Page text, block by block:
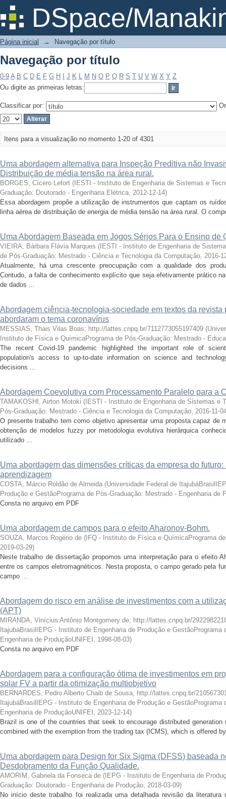
DSpace/
Navegação por título
Página inicial → Navegação por título
Navegação por título
0-9 A B C D E F G H J K L M N O P Q R S T U V W X Y Z
Ou digite as primeiras letras:
Classificar por:
Itens para a visualização no momento 1-20 of 4301
Uma abordagem alternativa para Inspeção Preditiva não
Distribuição de média tensão na área rural.
BORGES, Cícero Lefort ( IESTI - Instituto de Engenharia de Sistemas e
Graduação: Doutorado - Engenharia Elétrica, 2012-12-14)
Essa abordagem propõe a utilização de instrumentos que captam os
linha aérea de distribuição de energia de média tensão na área rural. O
Uma Abordagem Baseada em Jogos Sérios Para o Ensino de
VIEIRA, Bárbara Flávia Marques ( IESTI - Instituto de Engenharia de
de Pós-Graduação: Mestrado - Ciência e Tecnologia da Computação, 2016-
Atualmente, há uma crescente preocupação com a qualidade dos
Contudo, a falta de conhecimento explícito que seja efetivamente prático
de dados ...
Abordagem ciência-tecnologia-sociedade em textos da
abordaram o tema coronavírus
MESSIAS, Thais Vilas Boas; http://lattes.cnpq.br/7112773055197409 (
Instituto de Física e QuímicaPrograma de Pós-Graduação: Mestrado -
The recent Covid-19 pandemic highlighted the important role of
population's access to up-to-date information on science and
decisions ...
Abordagem Coevolutiva com Processamento Paralelo para a
TAMAKOSHI, Airton Motoki ( IESTI - Instituto de Engenharia de Sistemas e
Pós-Graduação: Mestrado - Ciência e Tecnologia da Computação, 2016-11-
O presente trabalho tem como objetivo apresentar uma proposta capaz de
obtenção de modelos fuzzy por metodologia evolutiva hierárquica
utilizado ...
Uma abordagem das dimensões críticas da empresa do
aprendizagem
COSTA, Márcio Roldão de Almeida (Universidade Federal de
Produção e GestãoPrograma de Pós-Graduação: Mestrado - Engenharia de
Consta no arquivo em PDF
Uma abordagem de campos para o efeito Aharonov-Bohm.
SOUZA, Marcos Rogério de ( IFQ - Instituto de Física e QuímicaPrograma
2019-03-29)
Neste trabalho de dissertação propomos uma interpretação para o efeito
entre os campos eletromagnéticos. Nesta proposta, o campo gerado pela
campo ...
Abordagem do risco em análise de investimentos com a
(APT)
MIRANDA, Vinícius Antônio Montgomery de; http://lattes.cnpq.br/
ItajubáBrasilIEPG - Instituto de Engenharia de Produção e GestãoPrograma
Engenharia de ProduçãoUNIFEI , 1998-08-03)
Consta no arquivo em PDF
Abordagem para a configuração ótima de investimentos em
solar FV a partir da otimização multiobjetivo
BERNARDES, Pedro Alberto Chaib de Sousa; http://lattes.cnpq.br/
ItajubáBrasilIEPG - Instituto de Engenharia de Produção e GestãoPrograma
Engenharia de ProduçãoUNIFEI , 2023-12-14)
Brazil is one of the countries that seek to encourage distributed
combined with the exemption from the trading tax (ICMS), which is offered
Uma abordagem para Design for Six Sigma (DFSS) baseada
Desdobramento da Função Qualidade.
AMORIM, Gabriela da Fonseca de ( IEPG - Instituto de Engenharia de
Graduação: Doutorado - Engenharia de Produção, 2018-03-09)
No início deste trabalho foi realizada uma detalhada revisão da